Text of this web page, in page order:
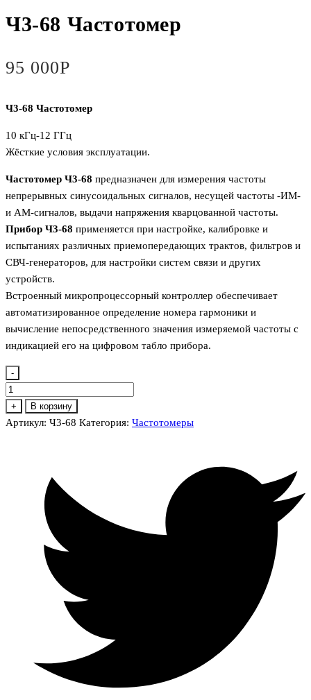
Ч3-68 Частотомер
95 000Р
Ч3-68 Частотомер
10 кГц-12 ГГц
Жёсткие условия эксплуатации.
Частотомер Ч3-68 предназначен для измерения частоты
непрерывных синусоидальных сигналов, несущей частоты -ИМ-
и АМ-сигналов, выдачи напряжения кварцованной частоты.
Прибор Ч3-68 применяется при настройке, калибровке и
испытаниях различных приемопередающих трактов, фильтров и
СВЧ-генераторов, для настройки систем связи и других
устройств.
Встроенный микропроцессорный контроллер обеспечивает
автоматизированное определение номера гармоники и
вычисление непосредственного значения измеряемой частоты с
индикацией его на цифровом табло прибора.
-
Количество
товара
Ч3-
+ В корзину
Артикул: Ч3-68 Категория: Частотомеры